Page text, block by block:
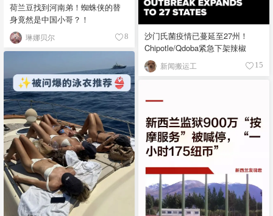
荷兰豆找到河南弟！蜘蛛侠的替
身竟然是中国小哥？！
琳娜贝尔 8
沙门氏菌疫情已蔓延至27州！
Chipotle/Qdoba紧急下架辣椒
新闻搬运工 15